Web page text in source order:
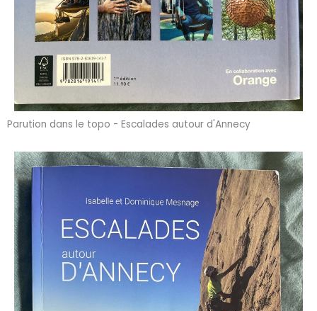
Parution dans le topo - Escalades autour d'Annecy